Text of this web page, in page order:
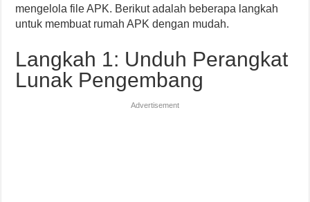
mengelola file APK. Berikut adalah beberapa langkah
untuk membuat rumah APK dengan mudah.
Langkah 1: Unduh Perangkat
Lunak Pengembang
Advertisement